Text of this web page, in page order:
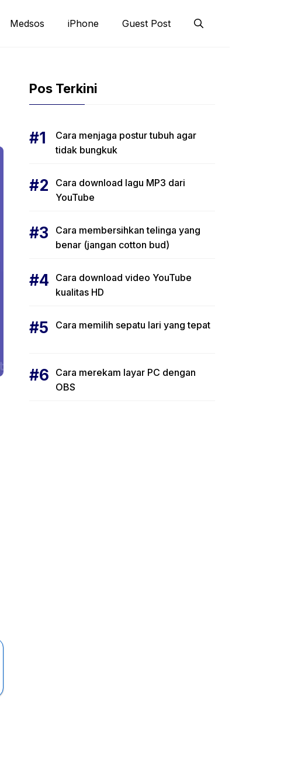
Medsos iPhone Guest Post
Pos Terkini
Cara menjaga postur tubuh agar
tidak bungkuk
Cara download lagu MP3 dari
YouTube
Cara membersihkan telinga yang
benar (jangan cotton bud)
Cara download video YouTube
kualitas HD
Cara memilih sepatu lari yang tepat
Cara merekam layar PC dengan
OBS